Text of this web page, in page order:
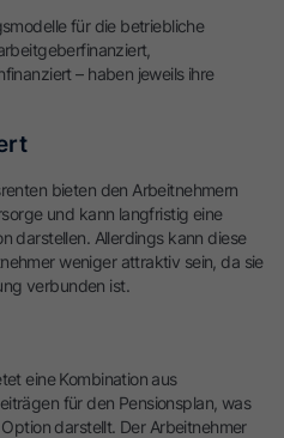
für die betriebliche
– haben jeweils ihre
bieten den Arbeitnehmern
und kann langfristig eine
darstellen. Allerdings kann diese
weniger attraktiv sein, da sie
verbunden ist.
eine Kombination aus
für den Pensionsplan, was
darstellt. Der Arbeitnehmer